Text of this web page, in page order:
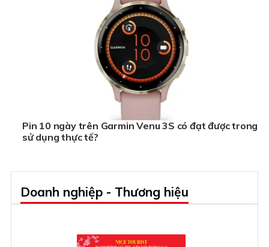
Pin 10 ngày trên Garmin Venu 3S có đạt được trong
sử dụng thực tế?
Doanh nghiệp - Thương hiệu